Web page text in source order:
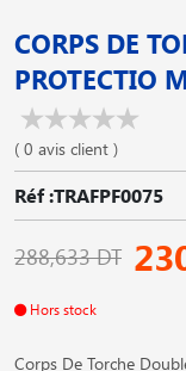
CORPS DE
PROTECTIO
( 0 avis client )
Réf :TRAFPF0075
288,633 DT
Hors stock
Corps De Torche